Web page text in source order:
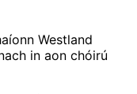
Westland
in aon chóirú